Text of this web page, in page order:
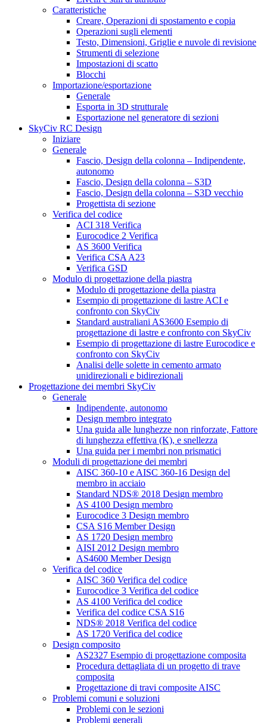
Caratteristiche
Creare, Operazioni di spostamento e copia
Operazioni sugli elementi
Testo, Dimensioni, Griglie e nuvole di revisione
Strumenti di selezione
Impostazioni di scatto
Blocchi
Importazione/esportazione
Generale
Esporta in 3D strutturale
Esportazione nel generatore di sezioni
SkyCiv RC Design
Iniziare
Generale
Fascio, Design della colonna – Indipendente,
autonomo
Fascio, Design della colonna – S3D
Fascio, Design della colonna – S3D vecchio
Progettista di sezione
Verifica del codice
ACI 318 Verifica
Eurocodice 2 Verifica
AS 3600 Verifica
Verifica CSA A23
Verifica GSD
Modulo di progettazione della piastra
Modulo di progettazione della piastra
Esempio di progettazione di lastre ACI e
confronto con SkyCiv
Standard australiani AS3600 Esempio di
progettazione di lastre e confronto con SkyCiv
Esempio di progettazione di lastre Eurocodice e
confronto con SkyCiv
Analisi delle solette in cemento armato
unidirezionali e bidirezionali
Progettazione dei membri SkyCiv
Generale
Indipendente, autonomo
Design membro integrato
Una guida alle lunghezze non rinforzate, Fattore
di lunghezza effettiva (K), e snellezza
Una guida per i membri non prismatici
Moduli di progettazione dei membri
AISC 360-10 e AISC 360-16 Design del
membro in acciaio
Standard NDS® 2018 Design membro
AS 4100 Design membro
Eurocodice 3 Design membro
CSA S16 Member Design
AS 1720 Design membro
AISI 2012 Design membro
AS4600 Member Design
Verifica del codice
AISC 360 Verifica del codice
Eurocodice 3 Verifica del codice
AS 4100 Verifica del codice
Verifica del codice CSA S16
NDS® 2018 Verifica del codice
AS 1720 Verifica del codice
Design composito
AS2327 Esempio di progettazione composita
Procedura dettagliata di un progetto di trave
composita
Progettazione di travi composite AISC
Problemi comuni e soluzioni
Problemi con le sezioni
Problemi generali